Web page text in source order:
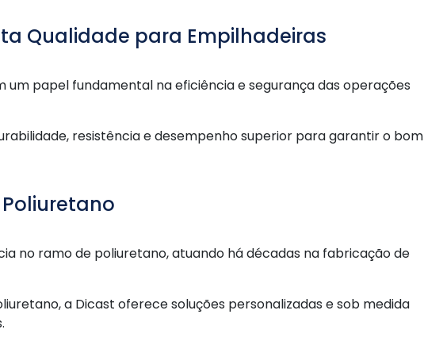
Qualidade para Empilhadeiras
um papel fundamental na eficiência e segurança das operações
resistência e desempenho superior para garantir o bom
no ramo de poliuretano, atuando há décadas na fabricação de
a Dicast oferece soluções personalizadas e sob medida